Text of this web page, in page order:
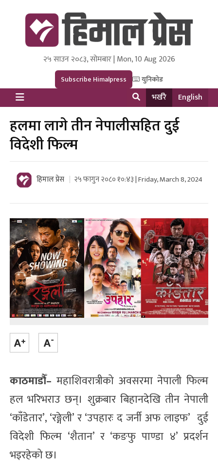
Himal Press
Dot NewsyNepal Media and Research Pvt Ltd.
२५ साउन २०८३, सोमबार | Mon, 10 Aug 2026
Subscribe Himalpress युनिकोड
भर्खरै English
हलमा लागे तीन नेपालीसहित दुई
विदेशी फिल्म
हिमाल प्रेस २५ फागुन २०८० १०:४३ | Friday, March 8, 2024
काठमाडौँ– महाशिवरात्रीको अवसरमा नेपाली फिल्म
हल भरिभराउ छन्। शुक्रबार बिहानदेखि तीन नेपाली
‘काँडेतार’, ‘रङ्गेली’ र ‘उपहारः द जर्नी अफ लाइफ’ दुई
विदेशी फिल्म ‘शैतान’ र ‘कङफु पाण्डा ४’ प्रदर्शन
भइरहेको छ।